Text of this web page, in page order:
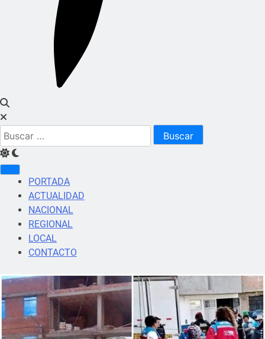
Buscar:
PORTADA
ACTUALIDAD
NACIONAL
REGIONAL
LOCAL
CONTACTO